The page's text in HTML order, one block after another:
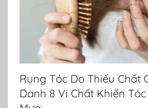
Rụng Tóc Do Thiếu Chất
Danh 8 Vi Chất Khiến